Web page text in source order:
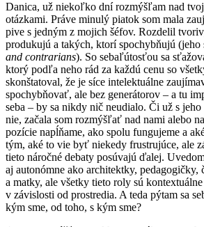
Danica, už niekoľko dní rozmýšľam nad
otázkami. Práve minulý piatok som mala
pive s jedným z mojich šéfov. Rozdelil
produkujú a takých, ktorí spochybňujú (jeho
and contrarians). So sebaľútosťou sa
ktorý podľa neho rád za každú cenu so
skonštatoval, že je síce intelektuálne
spochybňovať, ale bez generátorov – a tu
seba – by sa nikdy nič neudialo. Či už s
nie, začala som rozmýšľať nad nami alebo
pozície napĺňame, ako spolu fungujeme a
tým, aké to vie byť niekedy frustrujúce, ale
tieto náročné debaty posúvajú ďalej.
aj autonómne ako architektky, pedagogičky,
a matky, ale všetky tieto roly sú
v závislosti od prostredia. A teda pýtam sa
kým sme, od toho, s kým sme?